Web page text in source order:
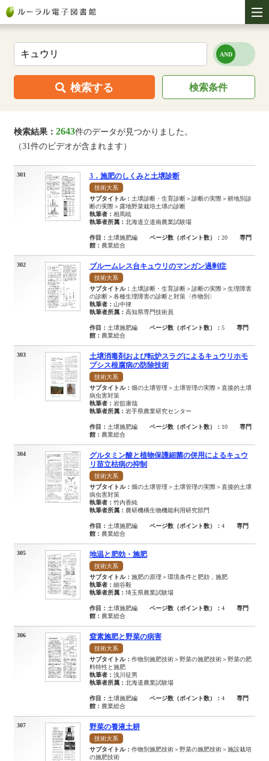
検索する 検索条件
検索結果： 2643件のデータが見つかりました。
（31件のビデオが含まれます）
301 3．施肥のしくみと土壌診断
技術大系
サブタイトル： 土壌診断・生育診断＞診断の実際＞耕地別診
断の実際＞露地野菜栽培土壌の診断
執筆者： 相馬暁
執筆者所属： 北海道立道南農業試験場
作目： 土壌施肥編 ページ数（ポイント数）： 20
専門
館： 農業総合
302 ブルームレス台キュウリのマンガン過剰症
技術大系
サブタイトル： 土壌診断・生育診断＞診断の実際＞生理障害
の診断＞各種生理障害の診断と対策〈作物別〉
執筆者： 山中律
執筆者所属： 高知県専門技術員
作目： 土壌施肥編 ページ数（ポイント数）： 5
専門
館： 農業総合
303
土壌消毒剤および転炉スラグによるキュウリホモ
プシス根腐病の防除技術
技術大系
サブタイトル： 畑の土壌管理＞土壌管理の実際＞直接的土壌
病虫害対策
執筆者： 岩舘康哉
執筆者所属： 岩手県農業研究センター
作目： 土壌施肥編 ページ数（ポイント数）： 10
専門
館： 農業総合
304
グルタミン酸と植物保護細菌の併用によるキュウ
リ苗立枯病の抑制
技術大系
サブタイトル： 畑の土壌管理＞土壌管理の実際＞直接的土壌
病虫害対策
執筆者： 竹内香純
執筆者所属： 農研機構生物機能利用研究部門
作目： 土壌施肥編 ページ数（ポイント数）： 4
専門
館： 農業総合
305 地温と肥効・施肥
技術大系
サブタイトル： 施肥の原理＞環境条件と肥効，施肥
執筆者： 細谷毅
執筆者所属： 埼玉県農業試験場
作目： 土壌施肥編 ページ数（ポイント数）： 4
専門
館： 農業総合
306 窒素施肥と野菜の病害
技術大系
サブタイトル： 作物別施肥技術＞野菜の施肥技術＞野菜の肥
料特性と施肥
執筆者： 浅川征男
執筆者所属： 北海道農業試験場
作目： 土壌施肥編 ページ数（ポイント数）： 4
専門
館： 農業総合
307 野菜の養液土耕
技術大系
サブタイトル： 作物別施肥技術＞野菜の施肥技術＞施設栽培
の施肥技術